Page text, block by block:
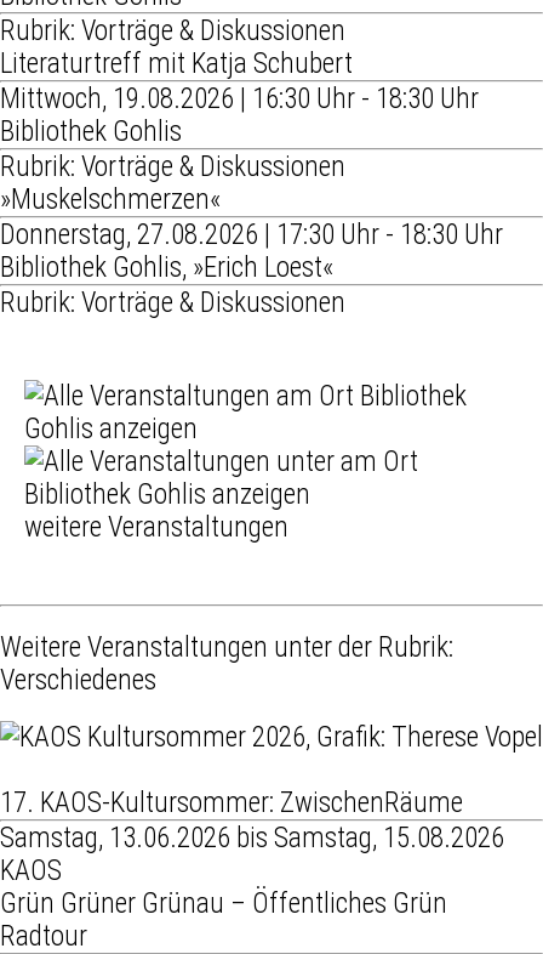
Rubrik: Vorträge & Diskussionen
Literaturtreff mit Katja Schubert
Mittwoch, 19.08.2026 | 16:30 Uhr - 18:30 Uhr
Bibliothek Gohlis
Rubrik: Vorträge & Diskussionen
»Muskelschmerzen«
Donnerstag, 27.08.2026 | 17:30 Uhr - 18:30 Uhr
Bibliothek Gohlis, »Erich Loest«
Rubrik: Vorträge & Diskussionen
weitere Veranstaltungen
Weitere Veranstaltungen unter der Rubrik:
Verschiedenes
17. KAOS-Kultursommer: ZwischenRäume
Samstag, 13.06.2026 bis Samstag, 15.08.2026
KAOS
Grün Grüner Grünau – Öffentliches Grün
Radtour